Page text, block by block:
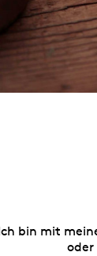
Ich bin mit
oder